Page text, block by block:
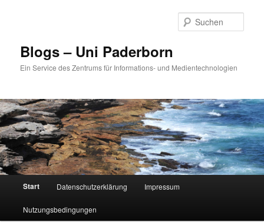
Blogs – Uni Paderborn
Ein Service des Zentrums für Informations- und Medientechnologien
Hauptmenü
Start Datenschutzerklärung Impressum
Nutzungsbedingungen